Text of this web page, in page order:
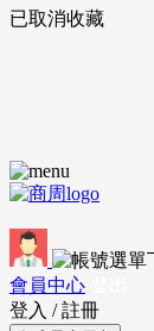
已取消收藏
會員中心
登入 / 註冊